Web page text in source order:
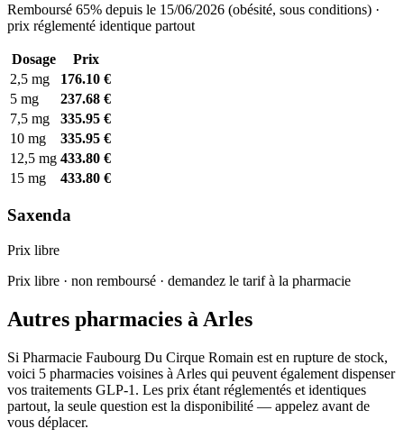
Remboursé 65% depuis le 15/06/2026 (obésité, sous conditions) ·
prix réglementé identique partout
Dosage
Prix
2,5 mg
176.10 €
5 mg
237.68 €
7,5 mg
335.95 €
10 mg
335.95 €
12,5 mg 433.80 €
15 mg
433.80 €
Saxenda
Prix libre
Prix libre · non remboursé · demandez le tarif à la pharmacie
Autres pharmacies à Arles
Si Pharmacie Faubourg Du Cirque Romain est en rupture de stock,
voici 5 pharmacies voisines à Arles qui peuvent également dispenser
vos traitements GLP-1. Les prix étant réglementés et identiques
partout, la seule question est la disponibilité — appelez avant de
vous déplacer.